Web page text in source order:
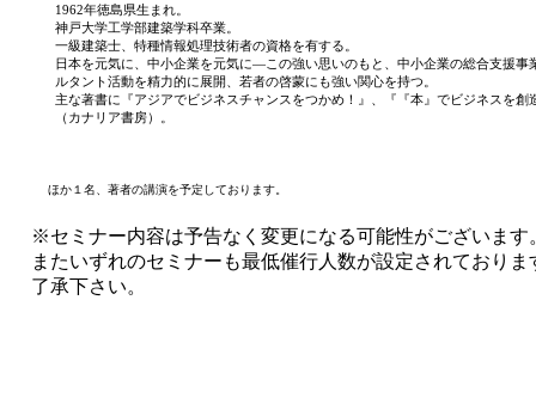
1962年徳島県生まれ。
神戸大学工学部建築学科卒業。
一級建築士、特種情報処理技術者の資格を有する。
日本を元気に、中小企業を元気に―この強い思いのもと、中小企業の総合支援事
ルタント活動を精力的に展開、若者の啓蒙にも強い関心を持つ。
主な著書に『アジアでビジネスチャンスをつかめ！』、『『本』でビジネスを創
（カナリア書房）。
ほか１名、著者の講演を予定しております。
※セミナー内容は予告なく変更になる可能性がございます
またいずれのセミナーも最低催行人数が設定されておりま
了承下さい。